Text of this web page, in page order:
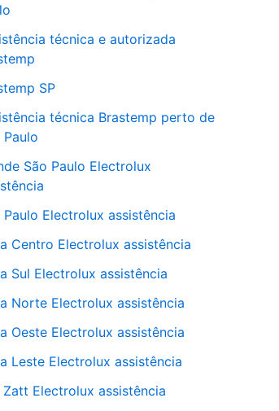
técnica e autorizada
SP
técnica Brastemp perto de
Paulo
São Paulo Electrolux
Paulo Electrolux assistência
Centro Electrolux assistência
Sul Electrolux assistência
Norte Electrolux assistência
Oeste Electrolux assistência
Leste Electrolux assistência
Zatt Electrolux assistência